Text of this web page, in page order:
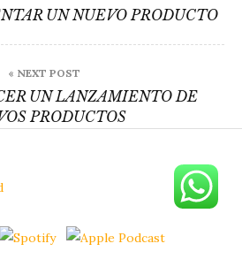
UN NUEVO PRODUCTO
« NEXT POST
UN LANZAMIENTO DE
PRODUCTOS